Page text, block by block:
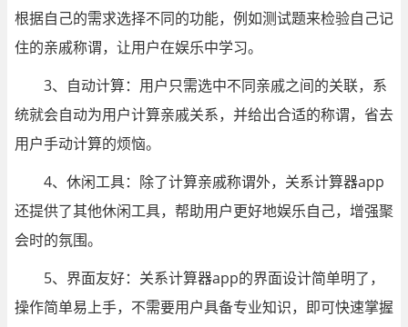
根据自己的需求选择不同的功能，例如测试题来检验自己记
住的亲戚称谓，让用户在娱乐中学习。
3、自动计算：用户只需选中不同亲戚之间的关联，系
统就会自动为用户计算亲戚关系，并给出合适的称谓，省去
用户手动计算的烦恼。
4、休闲工具：除了计算亲戚称谓外，关系计算器app
还提供了其他休闲工具，帮助用户更好地娱乐自己，增强聚
会时的氛围。
5、界面友好：关系计算器app的界面设计简单明了，
操作简单易上手，不需要用户具备专业知识，即可快速掌握